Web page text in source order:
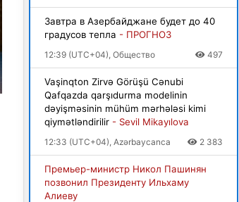
Завтра в Азербайджане будет до 40
градусов тепла - ПРОГНОЗ
12:39 (UTC+04), Общество 497
Vaşinqton Zirvə Görüşü Cənubi
Qafqazda qarşıdurma modelinin
dəyişməsinin mühüm mərhələsi kimi
qiymətləndirilir - Sevil Mikayılova
12:33 (UTC+04), Azərbaycanca 2 383
Премьер-министр Никол Пашинян
позвонил Президенту Ильхаму
Алиеву